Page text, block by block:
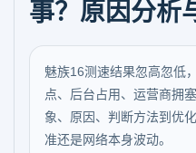
事？原因分析
魅族16测速结果忽高忽低
点、后台占用、运营商拥
象、原因、判断方法到优
准还是网络本身波动。